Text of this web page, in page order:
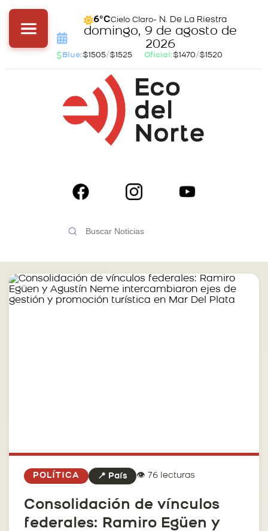
6°CCielo Claro- N. De La Riestra
domingo, 9 de agosto de
2026
Blue:$1505/$1525 Oficial:$1470/$1520
POLÍTICA 📍 País 👁️ 76 lecturas
Consolidación de vínculos
federales: Ramiro Egüen y